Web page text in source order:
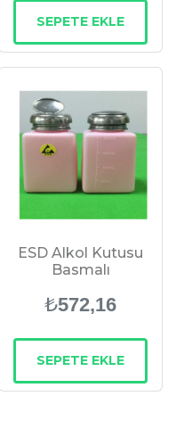
SEPETE EKLE
ESD Alkol Kutusu
Basmalı
₺572,16
SEPETE EKLE